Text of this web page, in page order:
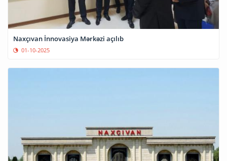
Naxçıvan İnnovasiya Mərkəzi açılıb
01-10-2025